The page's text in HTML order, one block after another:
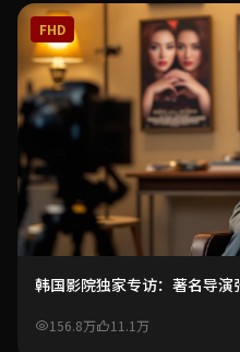
FHD
韩国影院独家专访：著名导
156.8万 11.1万